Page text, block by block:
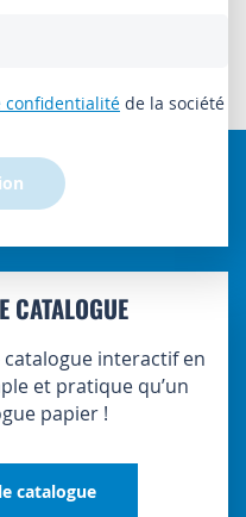
confidentialité de la société
CATALOGUE
interactif en
et pratique qu’un
papier !
catalogue